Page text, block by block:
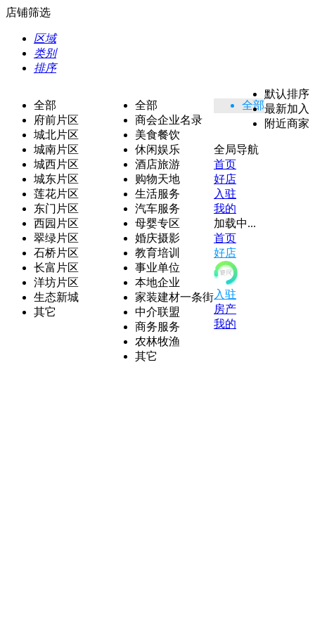
店铺筛选
区域
类别
排序
全部
府前片区
城北片区
城南片区
城西片区
城东片区
莲花片区
东门片区
西园片区
翠绿片区
石桥片区
长富片区
洋坊片区
生态新城
其它
全部
商会企业名录
美食餐饮
休闲娱乐
酒店旅游
购物天地
生活服务
汽车服务
母婴专区
婚庆摄影
教育培训
事业单位
本地企业
家装建材一条街
中介联盟
商务服务
农林牧渔
其它
全部
默认排序
最新加入
附近商家
全局导航
首页
好店
入驻
我的
加载中...
首页
好店
入驻
房产
我的